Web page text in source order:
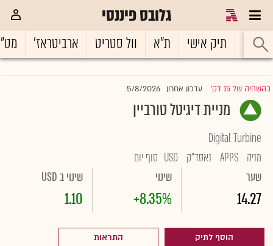
גלובס פיננסי
ראשי תיק אישי ת"א וול סטריט ארביטראז'
בהשהיה של 15 דק' |עדכון אחרון 5/8/2026
מניית דיגיטל טורביין
Digital Turbine
מניה APPS נאסד"ק USD סוף יום
שער
14.27
שינוי
+8.35%
שינוי ב USD
1.10
הוסף לתיק התראות